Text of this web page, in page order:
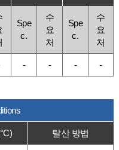
Spe
c.
수
요
처
Spe
c.
수
요
처
- - - -
탈산 방법